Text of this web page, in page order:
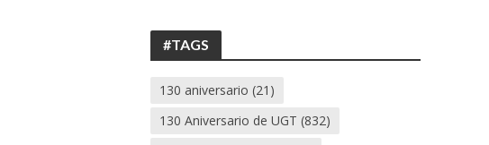
#TAGS
130 aniversario (21)
130 Aniversario de UGT (832)